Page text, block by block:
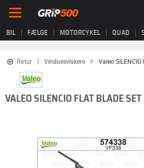
BIL FÆLGE MOTORCYKEL QUAD
Retur Vinduesviskere
VALEO SILENCIO FLAT BLADE SET